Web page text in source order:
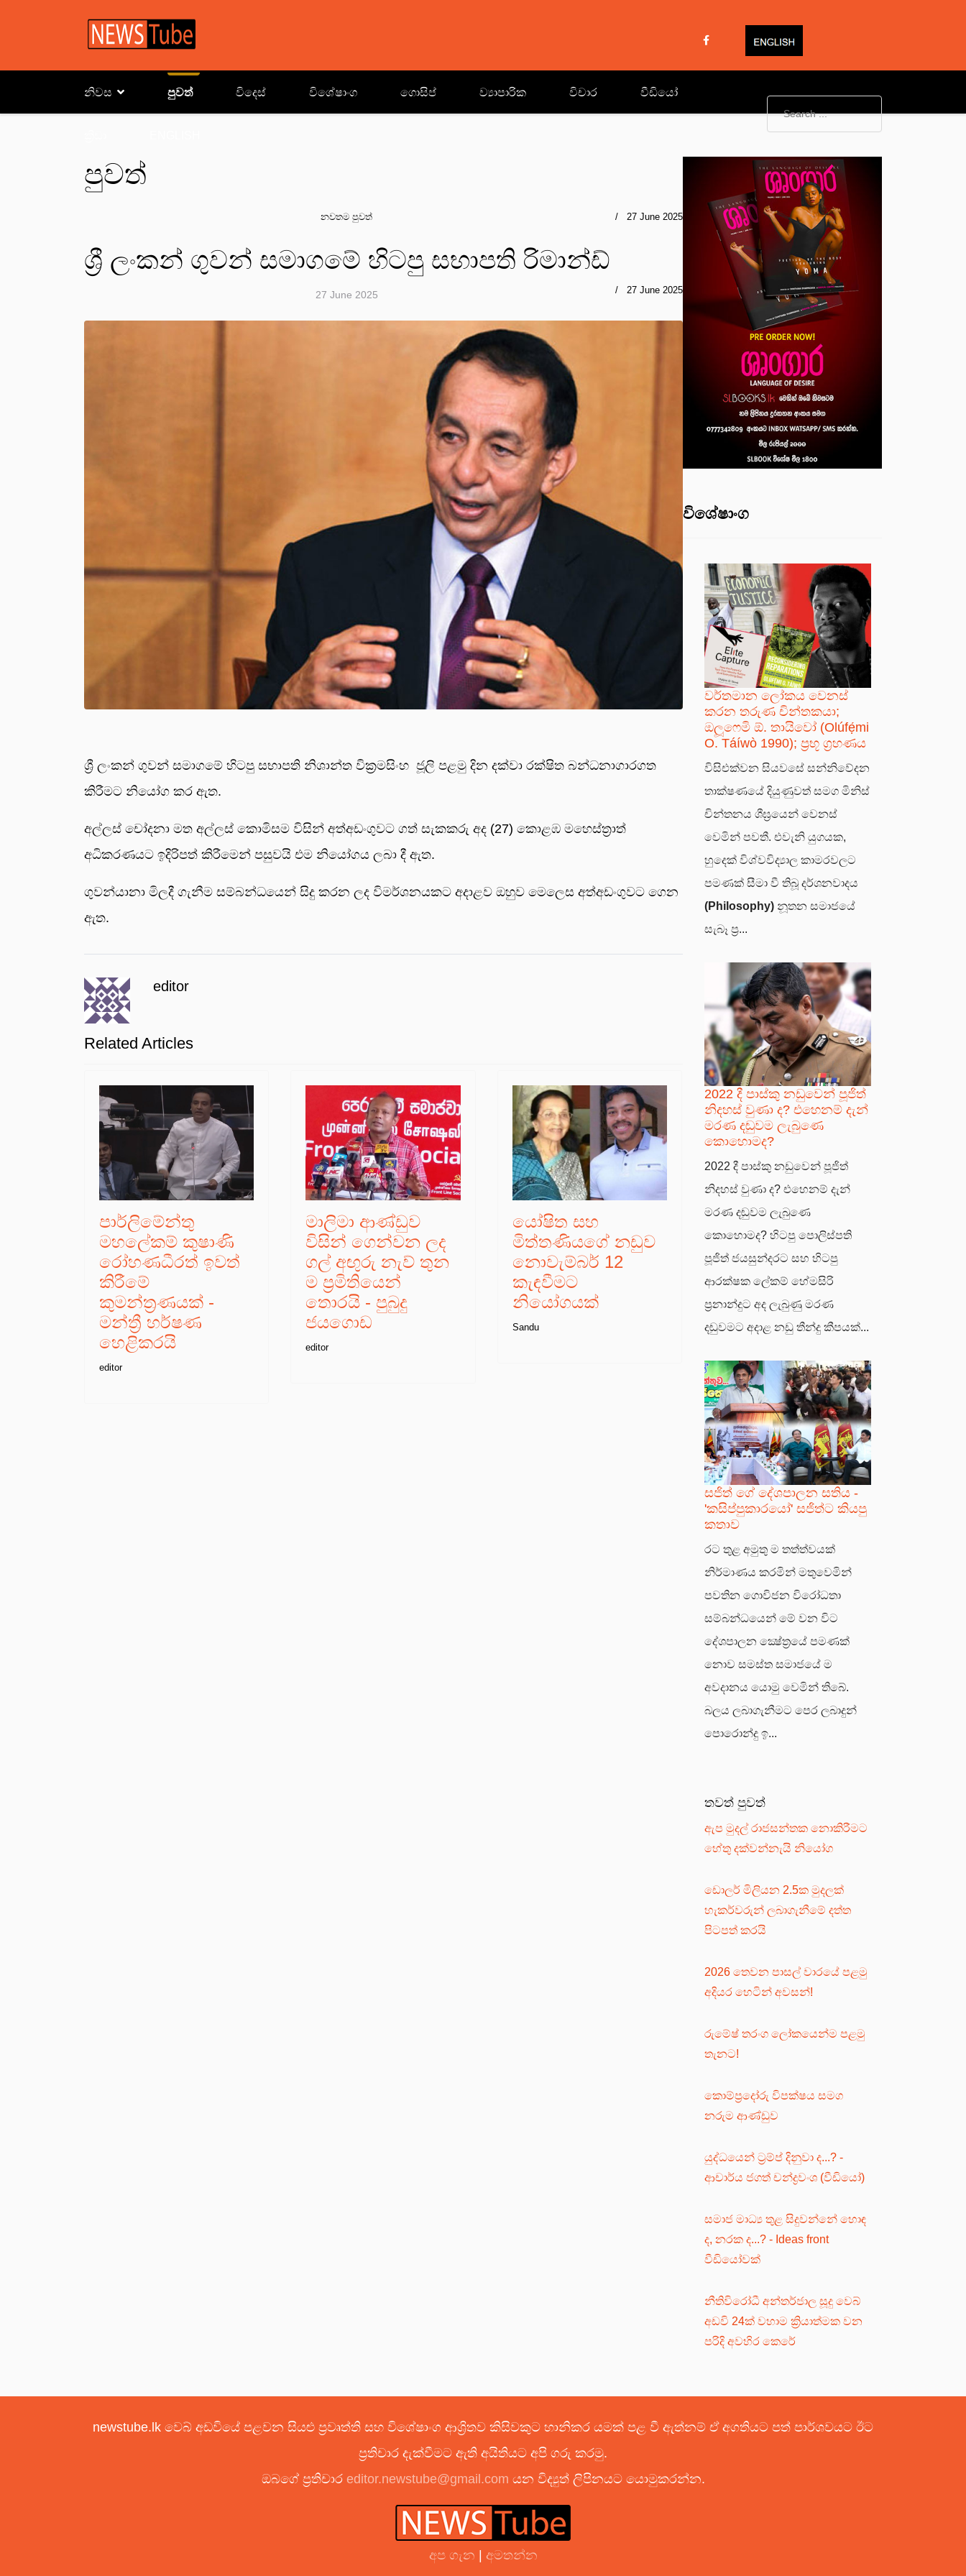
නිවස පුවත් විදෙස් විශේෂාංග ගොසිප් ව්‍යාපාරික විචාර වීඩියෝ
පුවත්
නවතම පුවත් 27 June 2025
ශ්‍රී ලංකන් ගුවන් සමාගමේ හිටපු සභාපති රිමාන්ඩ්
27 June 2025 27 June 2025
ශ්‍රී ලංකන් ගුවන් සමාගමේ හිටපු සභාපති නිශාන්ත වික්‍රමසිංහ ජූලි පළමු දින දක්වා රක්ෂිත බන්ධනාගාරගත
කිරීමට නියෝග කර ඇත.
අල්ලස් චෝදනා මත අල්ලස් කොමිසම විසින් අත්අඩංගුවට ගත් සැකකරු අද (27) කොළඹ මහෙස්ත්‍රාත්
අධිකරණයට ඉදිරිපත් කිරීමෙන් පසුවයි එම නියෝගය ලබා දී ඇත.
ගුවන්යානා මිලදී ගැනීම සම්බන්ධයෙන් සිදු කරන ලද විමර්ශනයකට අදාළව ඔහුව මෙලෙස අත්අඩංගුවට ගෙන
ඇත.
editor
Related Articles
පාර්ලිමේන්තු
මහලේකම් කුෂාණි
රෝහණධීරත් ඉවත්
කිරීමේ
කුමන්ත්‍රණයක් -
මන්ත්‍රී හර්ෂණ
හෙළිකරයි
editor
මාලිමා ආණ්ඩුව
විසින් ගෙන්වන ලද
ගල් අඟුරු නැව් තුන
ම ප්‍රමිතියෙන්
තොරයි - පුබුදු
ජයගොඩ
editor
යෝෂිත සහ
මිත්තණියගේ නඩුව
නොවැම්බර් 12
කැඳවීමට
නියෝගයක්
Sandu
විශේෂාංග
වර්තමාන ලෝකය වෙනස්
කරන තරුණ චින්තකයා;
ඔලූෆෙමි ඕ. තායිවෝ (Olúfẹ́mi
O. Táíwò 1990); ප්‍රභූ ග්‍රහණය
විසිඑක්වන සියවසේ සන්නිවේදන
තාක්ෂණයේ දියුණුවත් සමග මිනිස්
චින්තනය ශීඝ්‍රයෙන් වෙනස්
වෙමින් පවතී. එවැනි යුගයක,
හුදෙක් විශ්වවිද්‍යාල කාමරවලට
පමණක් සීමා වී තිබූ දර්ශනවාදය
(Philosophy)නූතන සමාජයේ
සැබෑ ප්‍ර...
2022 දී පාස්කු නඩුවෙන් පූජිත්
නිදහස් වුණා ද? එහෙනම් දැන්
මරණ දඬුවම ලැබුණෙ
කොහොමද?
2022 දී පාස්කු නඩුවෙන් පූජිත්
නිදහස් වුණා ද? එහෙනම් දැන්
මරණ දඬුවම ලැබුණෙ
කොහොමද? හිටපු පොලිස්පති
පූජිත් ජයසුන්දරට සහ හිටපු
ආරක්ෂක ලේකම් හේමසිරි
ප්‍රනාන්දුට අද ලැබුණු මරණ
දඬුවමට අදාළ නඩු තීන්දු කීපයක්...
සජිත් ගේ දේශපාලන සතිය -
'කසිප්පුකාරයෝ' සජිත්ට කියපු
කතාව
රට තුළ අමුතු ම තත්ත්වයක්
නිර්මාණය කරමින් මතුවෙමින්
පවතින ගොවිජන විරෝධතා
සම්බන්ධයෙන් මේ වන විට
දේශපාලන ක්‍ෂේත්‍රයේ පමණක්
නොව සමස්ත සමාජයේ ම
අවදානය යොමු වෙමින් තිබේ.
බලය ලබාගැනීමට පෙර ලබාදුන්
පොරොන්දු ඉ...
තවත් පුවත්
ඇප මුදල් රාජසන්තක නොකිරීමට
හේතු දක්වන්නැයි නියෝග
ඩොලර් මිලියන 2.5ක මුදලක්
හැකර්වරුන් ලබාගැනීමේ දත්ත
පිටපත් කරයි
2026 තෙවන පාසල් වාරයේ පළමු
අදියර හෙටින් අවසන්!
රුමේෂ් තරංග ලෝකයෙන්ම පළමු
තැනට!
කොම්ප්‍රදෝරු විපක්ෂය සමග
නරුම ආණ්ඩුව
යුද්ධයෙන් ට්‍රම්ප් දිනුවා ද...? -
ආචාර්ය ජගත් චන්ද්‍රවංශ (වීඩියෝ)
සමාජ මාධ්‍ය තුළ සිදුවන්නේ හොඳ
ද, නරක ද...? - Ideas front
වීඩියෝවක්
නීතිවිරෝධී අන්තර්ජාල සූදු වෙබ්
අඩවි 24ක් වහාම ක්‍රියාත්මක වන
පරිදි අවහිර කෙරේ
newstube.lk වෙබ් අඩවියේ පළවන සියළු ප්‍රවෘත්ති සහ විශේෂාංග ආශ්‍රිතව කිසිවකුට හානිකර යමක් පළ වී ඇත්නම් ඒ අගතියට පත් පාර්ශවයට ඊට
ප්‍රතිචාර දැක්වීමට ඇති අයිතියට අපි ගරු කරමු.
ඔබගේ ප්‍රතිචාර editor.newstube@gmail.com යන විද්‍යුත් ලිපිනයට යොමුකරන්න.
අප ගැන | අමතන්න